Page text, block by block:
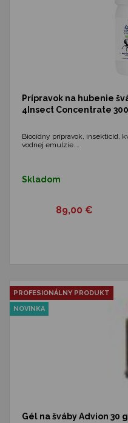
Prípravok na hubenie
4Insect Concentrate
Biocídny prípravok, insekticíd,
vodnej emulzie.…
Skladom
89,00 €
PROFESIONÁLNY PRODUKT
NOVINKA
Gél na šváby Advion 30 g